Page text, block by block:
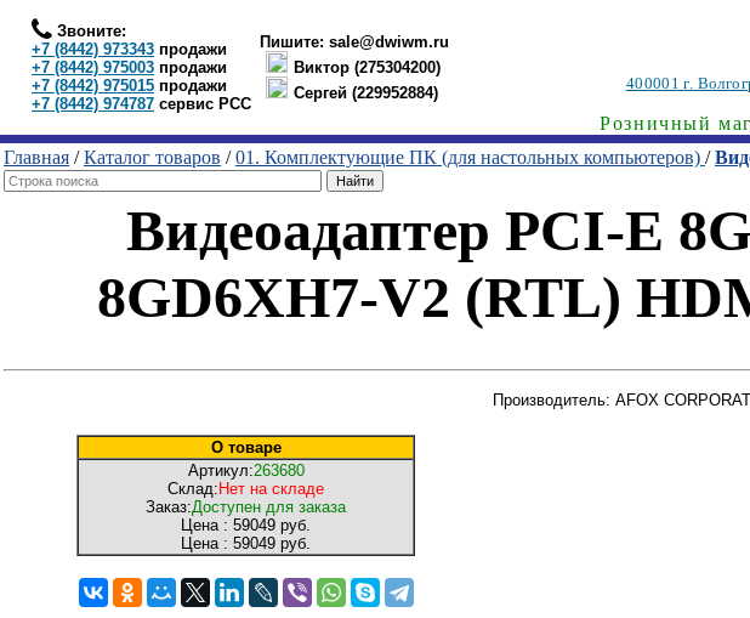
Звоните:
+7 (8442) 973343 продажи
+7 (8442) 975003 продажи
+7 (8442) 975015 продажи
+7 (8442) 974787 сервис РСС
Пишите: sale@dwiwm.ru
Виктор (275304200)
Сергей (229952884)
400001г.
Розничный
Главная /Каталог товаров /01. Комплектующие ПК (для настольных компьютеров) /
Видеоадаптер PCI-E
8GD6XH7-V2 (RTL)
О товаре
Артикул:263680
Склад: Нет на складе
Заказ:Доступен для заказа
Цена : 59049 руб.
Цена : 59049 руб.
Производитель: AFOX